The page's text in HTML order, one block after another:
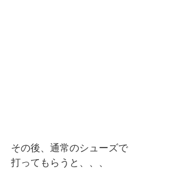
その後、通常のシューズで
打ってもらうと、、、